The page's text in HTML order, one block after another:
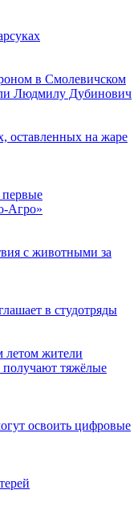
в Смолевичском
Людмилу Дубинович
оставленных на жаре
Агро»
с животными за
в студотряды
летом жители
получают тяжёлые
освоить цифровые